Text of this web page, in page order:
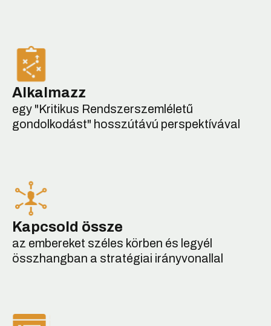
Alkalmazz
egy "Kritikus Rendszerszemléletű
gondolkodást" hosszútávú perspektívával
Kapcsold össze
az embereket széles körben és legyél
összhangban a stratégiai irányvonallal